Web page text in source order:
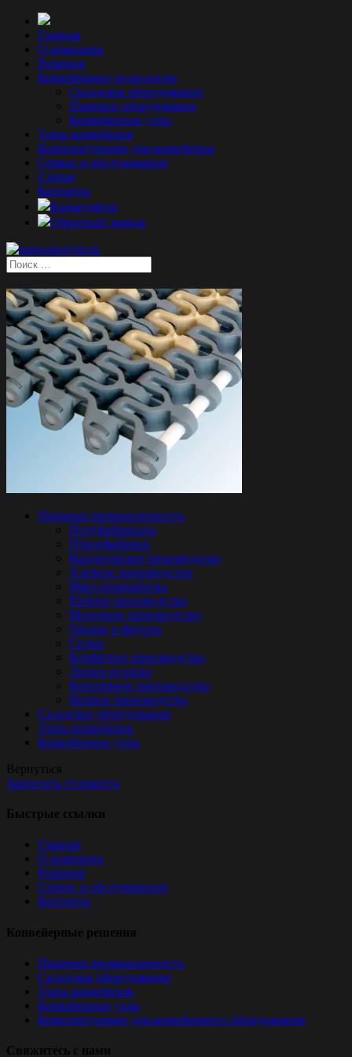
Главная
О компании
Решения
Конвейерные технологии
Складское оборудование
Пищевое оборудование
Конвейерные узлы
Типы конвейеров
Комплектующие для конвейеров
Сервис и обслуживание
Статьи
Контакты
Калькулятор
Обратный звонок
Пищевая промышленность
Полуфабрикаты
Птицефабрики
Кондитерское производство
Хлебное производство
Мясо-переработка
Рыбное производство
Молочное производство
Овощи и фрукты
Снэки
Конфетное производство
Линии розлива
Консервное производство
Винное производство
Складское оборудование
Типы конвейеров
Конвейерные узлы
Вернуться
Запросить стоимость
Быстрые ссылки
Главная
О компании
Решения
Сервис и обслуживание
Контакты
Конвейерные решения
Пищевая промышленность
Складское оборудование
Типы конвейеров
Конвейерные узлы
Комплектующие для конвейерного оборудования
Свяжитесь с нами